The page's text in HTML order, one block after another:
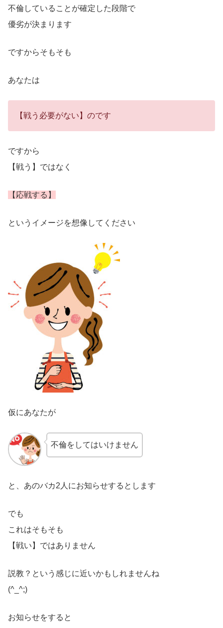
不倫していることが確定した段階で
優劣が決まります
ですからそもそも
あなたは
【戦う必要がない】のです
ですから
【戦う】ではなく
【応戦する】
というイメージを想像してください
仮にあなたが
不倫をしてはいけません
と、あのバカ2人にお知らせするとします
でも
これはそもそも
【戦い】ではありません
説教？という感じに近いかもしれませんね
(^_^;)
お知らせをすると